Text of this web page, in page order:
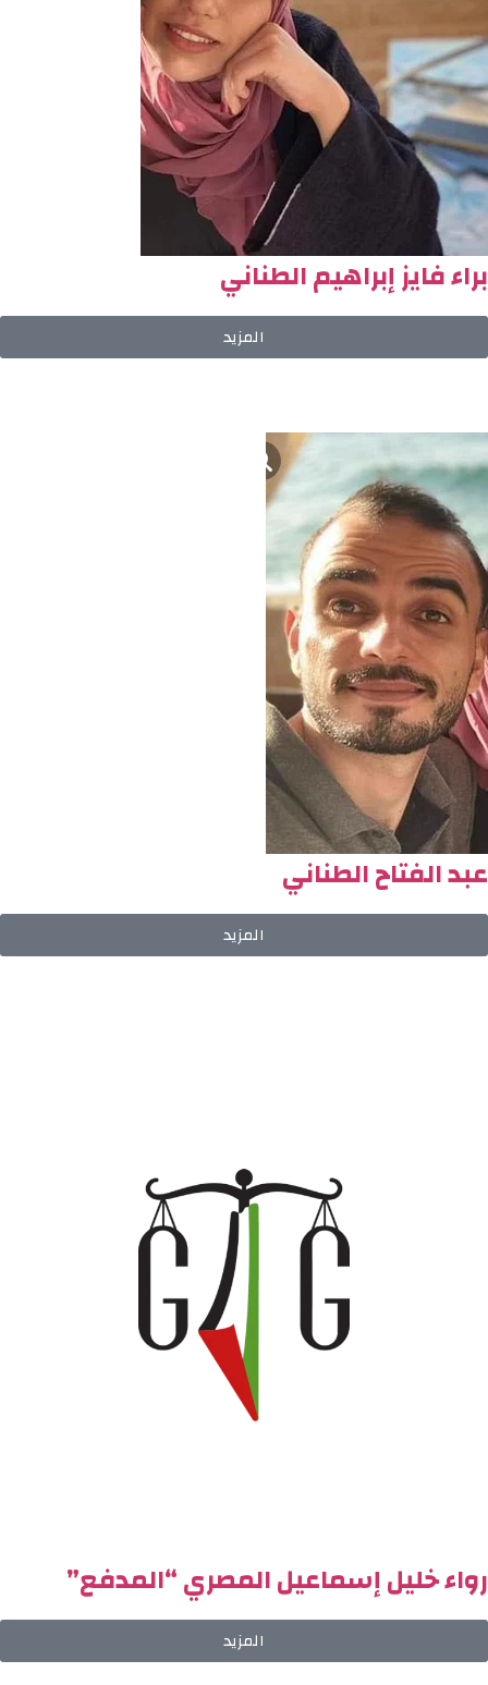
براء فايز إبراهيم الطناني
المزيد
عبد الفتاح الطناني
المزيد
رواء خليل إسماعيل المصري “المدفع”
المزيد